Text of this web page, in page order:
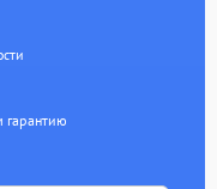
гарантию